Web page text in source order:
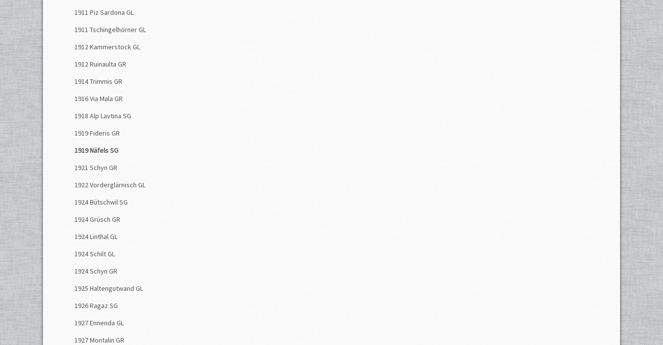
1911 Piz Sardona GL
1911 Tschingelhörner GL
1912 Kammerstock GL
1912 Ruinaulta GR
1914 Trimmis GR
1916 Via Mala GR
1918 Alp Lavtina SG
1919 Fideris GR
1919 Näfels SG
1921 Schyn GR
1922 Vorderglärnisch GL
1924 Bütschwil SG
1924 Grüsch GR
1924 Linthal GL
1924 Schilt GL
1924 Schyn GR
1925 Haltengutwand GL
1926 Ragaz SG
1927 Ennenda GL
1927 Montalin GR